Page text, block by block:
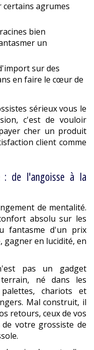
certains agrumes
bien
un
sur des
en faire le cœur de
sérieux vous le
c'est de vouloir
cher un produit
client comme
: de l'angoisse à la
de mentalité.
absolu sur les
fantasme d'un prix
gagner en lucidité, en
pas un gadget
né dans les
chariots et
Mal construit, il
retours, ceux de vos
votre grossiste de